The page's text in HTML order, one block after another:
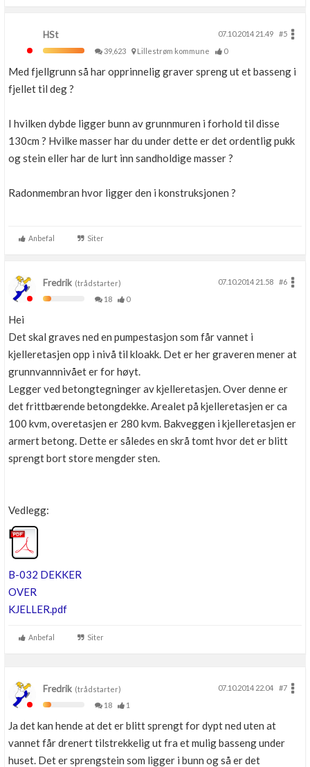
HSt 07.10.2014 21.49
#5
39,623
Lillestrøm kommune 0
Med fjellgrunn så har opprinnelig graver spreng ut et basseng i
fjellet til deg ?
I hvilken dybde ligger bunn av grunnmuren i forhold til disse
130cm ? Hvilke masser har du under dette er det ordentlig pukk
og stein eller har de lurt inn sandholdige masser ?
Radonmembran hvor ligger den i konstruksjonen ?
Anbefal Siter
Fredrik (trådstarter) 07.10.2014 21.58
#6
18
0
Hei
Det skal graves ned en pumpestasjon som får vannet i
kjelleretasjen opp i nivå til kloakk. Det er her graveren mener at
grunnvannnivået er for høyt.
Legger ved betongtegninger av kjelleretasjen. Over denne er
det frittbærende betongdekke. Arealet på kjelleretasjen er ca
100 kvm, overetasjen er 280 kvm. Bakveggen i kjelleretasjen er
armert betong. Dette er således en skrå tomt hvor det er blitt
sprengt bort store mengder sten.
Vedlegg:
B-032 DEKKER
OVER
KJELLER.pdf
Anbefal Siter
Fredrik (trådstarter) 07.10.2014 22.04
#7
18
1
Ja det kan hende at det er blitt sprengt for dypt ned uten at
vannet får drenert tilstrekkelig ut fra et mulig basseng under
huset. Det er sprengstein som ligger i bunn og så er det